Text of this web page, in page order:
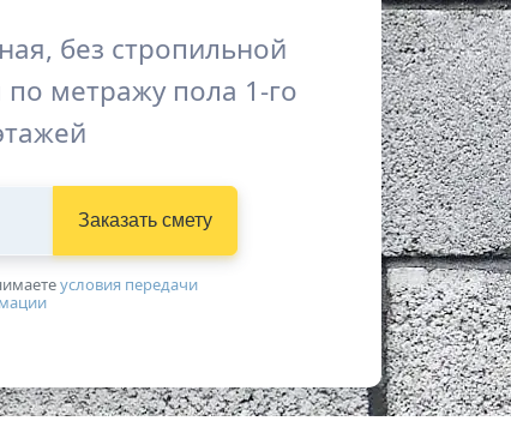
без стропильной
по метражу пола 1-го
Заказать смету
условия передачи